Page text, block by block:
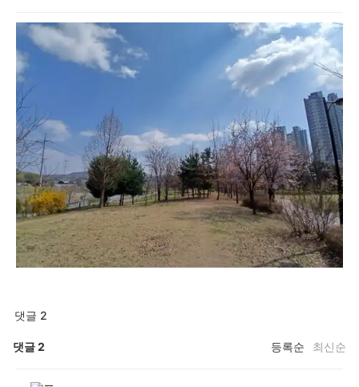
댓글 2
댓글2 등록순 최신순